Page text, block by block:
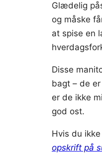
Glædelig
og måske
at spise en
Disse
bagt – de
er de ikke
god ost.
Hvis du
opskrift på